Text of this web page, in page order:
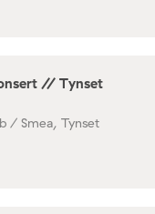
// Tynset
/ Smea, Tynset